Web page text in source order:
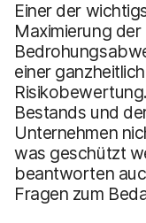
Einer der
Maximierung
einer
Bestands und
Unternehmen
was geschützt
beantworten
Fragen zum